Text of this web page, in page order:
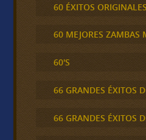
60 ÉXITOS ORIGINALES
60 MEJORES ZAMBAS
60'S
66 GRANDES ÉXITOS
66 GRANDES ÉXITOS